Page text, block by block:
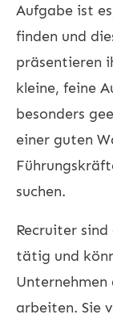
Aufgabe ist
finden und
präsentieren
kleine, feine
besonders
einer guten
suchen.
Recruiter
tätig und
Unternehmen
arbeiten. Sie